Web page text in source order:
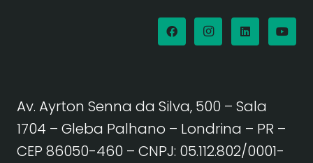
Av. Ayrton Senna da Silva, 500 – Sala
1704 – Gleba Palhano – Londrina – PR –
CEP 86050-460 – CNPJ: 05.112.802/0001-